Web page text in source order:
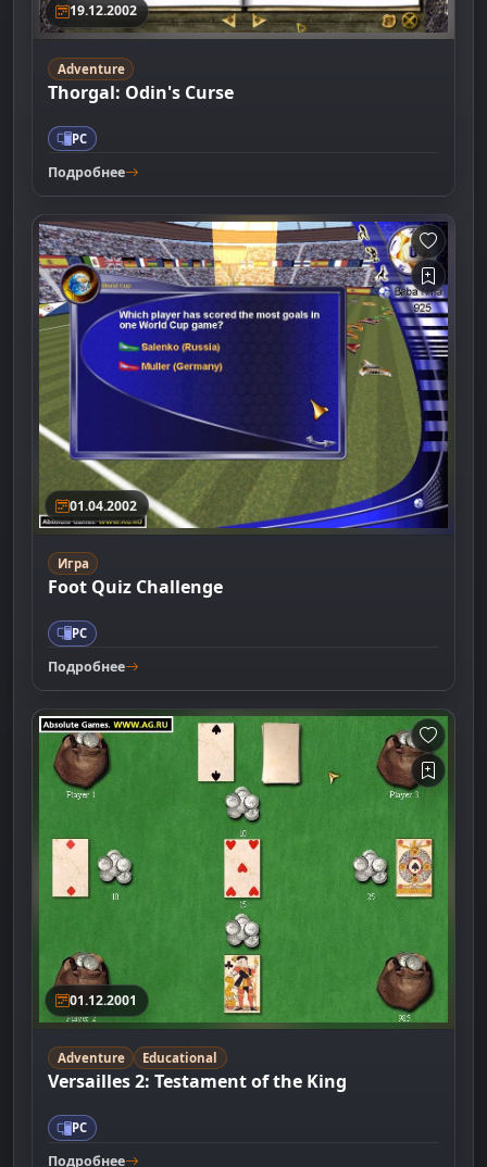
19.12.2002
Adventure
Thorgal: Odin's Curse
PC
Подробнее
01.04.2002
Игра
Foot Quiz Challenge
PC
Подробнее
01.12.2001
Adventure Educational
Versailles 2: Testament of the King
PC
Подробнее